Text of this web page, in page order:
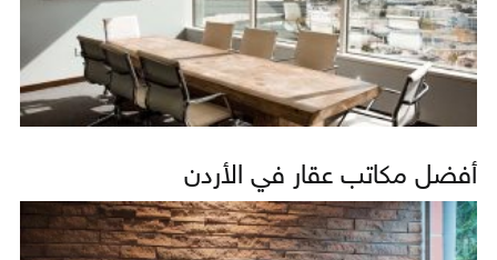
أفضل مكاتب عقار في الأردن